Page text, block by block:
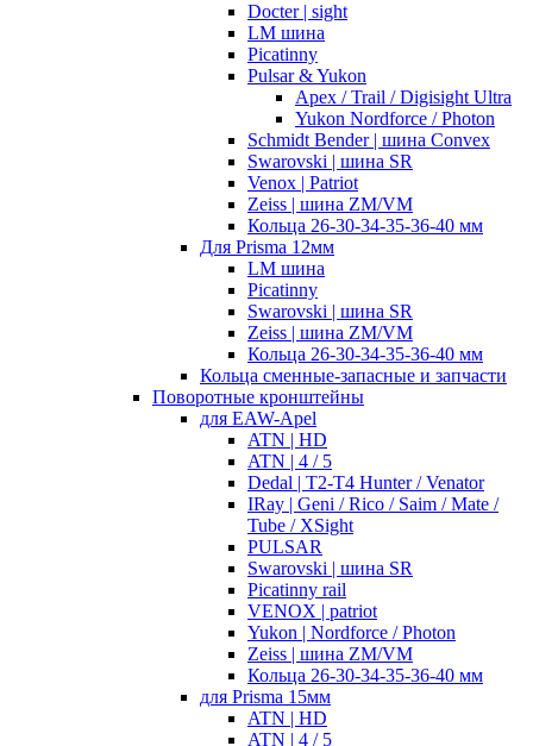
Docter | sight
LM шина
Picatinny
Pulsar & Yukon
Apex / Trail / Digisight Ultra
Yukon Nordforce / Photon
Schmidt Bender | шина Convex
Swarovski | шина SR
Venox | Patriot
Zeiss | шина ZM/VM
Кольца 26-30-34-35-36-40 мм
Для Prisma 12мм
LM шина
Picatinny
Swarovski | шина SR
Zeiss | шина ZM/VM
Кольца 26-30-34-35-36-40 мм
Кольца сменные-запасные и запчасти
Поворотные кронштейны
для EAW-Apel
ATN | HD
ATN | 4 / 5
Dedal | T2-T4 Hunter / Venator
IRay | Geni / Rico / Saim / Mate /
Tube / XSight
PULSAR
Swarovski | шина SR
Picatinny rail
VENOX | patriot
Yukon | Nordforce / Photon
Zeiss | шина ZM/VM
Кольца 26-30-34-35-36-40 мм
для Prisma 15мм
ATN | HD
ATN | 4 / 5